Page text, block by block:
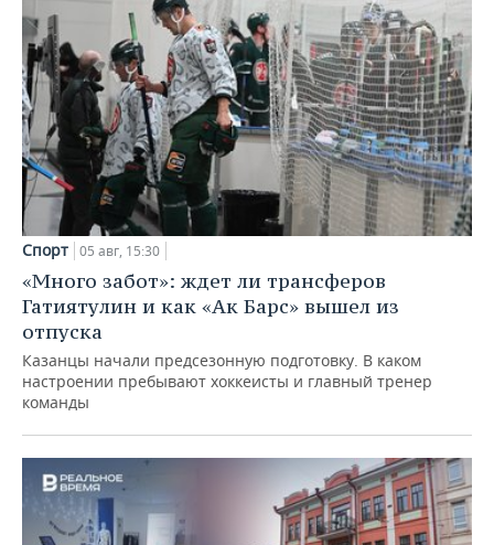
Спорт 05 авг, 15:30
«Много забот»: ждет ли трансферов
Гатиятулин и как «Ак Барс» вышел из
отпуска
Казанцы начали предсезонную подготовку. В каком
настроении пребывают хоккеисты и главный тренер
команды